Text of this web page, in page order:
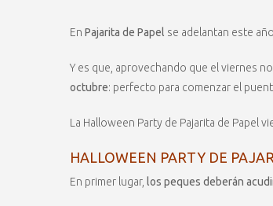
En Pajarita de Papel se adelantan este
Y es que, aprovechando que el viernes
octubre: perfecto para comenzar el
La Halloween Party de Pajarita de Papel
HALLOWEEN PARTY DE
En primer lugar, los peques deberán